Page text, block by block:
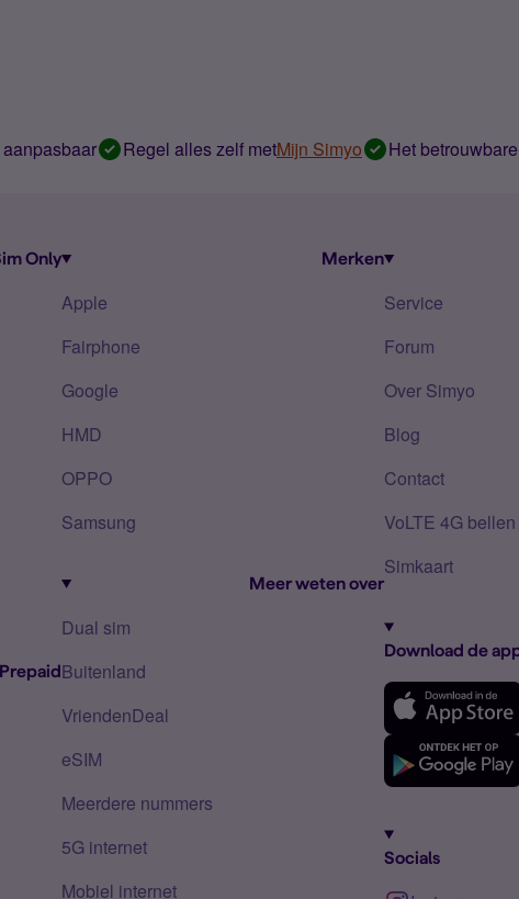
Regel alles zelf metMijn Simyo Het
Only
Prepaid
Merken
Apple
Fairphone
Google
HMD
OPPO
Samsung
Meer weten over
Dual sim
Buitenland
VriendenDeal
eSIM
Meerdere nummers
5G internet
Mobiel internet
Service
Forum
Over Simyo
Blog
Contact
VoLTE 4G bellen
Simkaart
Download de
Socials